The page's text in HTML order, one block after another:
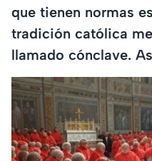
que tienen normas
tradición católica
llamado cónclave.